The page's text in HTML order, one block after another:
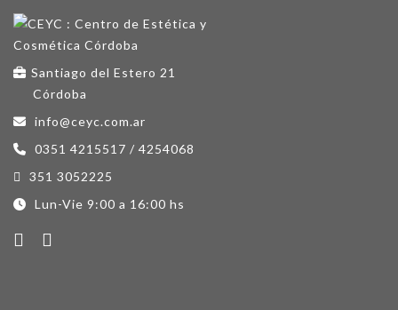
Santiago del Estero 21
Córdoba
info@ceyc.com.ar
0351 4215517 / 4254068
351 3052225
Lun-Vie 9:00 a 16:00 hs